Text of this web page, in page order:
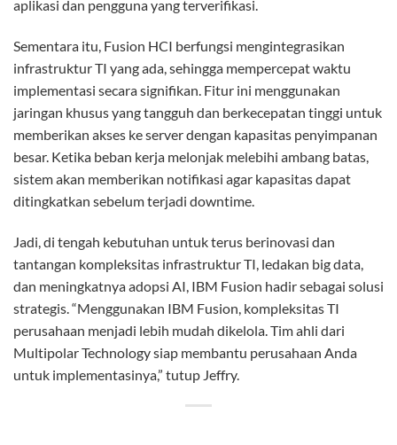
aplikasi dan pengguna yang terverifikasi.
Sementara itu, Fusion HCI berfungsi mengintegrasikan
infrastruktur TI yang ada, sehingga mempercepat waktu
implementasi secara signifikan. Fitur ini menggunakan
jaringan khusus yang tangguh dan berkecepatan tinggi untuk
memberikan akses ke server dengan kapasitas penyimpanan
besar. Ketika beban kerja melonjak melebihi ambang batas,
sistem akan memberikan notifikasi agar kapasitas dapat
ditingkatkan sebelum terjadi downtime.
Jadi, di tengah kebutuhan untuk terus berinovasi dan
tantangan kompleksitas infrastruktur TI, ledakan big data,
dan meningkatnya adopsi AI, IBM Fusion hadir sebagai solusi
strategis. “Menggunakan IBM Fusion, kompleksitas TI
perusahaan menjadi lebih mudah dikelola. Tim ahli dari
Multipolar Technology siap membantu perusahaan Anda
untuk implementasinya,” tutup Jeffry.